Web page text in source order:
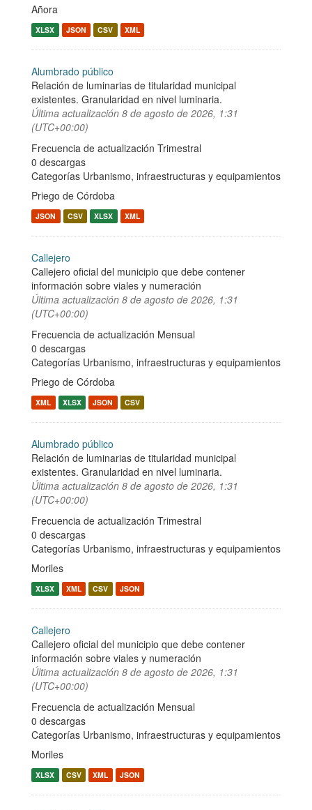
Añora
XLSX JSON CSV XML
Alumbrado público
Relación de luminarias de titularidad municipal
existentes. Granularidad en nivel luminaria.
Última actualización 8 de agosto de 2026, 1:31
(UTC+00:00)
Frecuencia de actualización Trimestral
0 descargas
Categorías Urbanismo, infraestructuras y equipamientos
Priego de Córdoba
JSON CSV XLSX XML
Callejero
Callejero oficial del municipio que debe contener
información sobre viales y numeración
Última actualización 8 de agosto de 2026, 1:31
(UTC+00:00)
Frecuencia de actualización Mensual
0 descargas
Categorías Urbanismo, infraestructuras y equipamientos
Priego de Córdoba
XML XLSX JSON CSV
Alumbrado público
Relación de luminarias de titularidad municipal
existentes. Granularidad en nivel luminaria.
Última actualización 8 de agosto de 2026, 1:31
(UTC+00:00)
Frecuencia de actualización Trimestral
0 descargas
Categorías Urbanismo, infraestructuras y equipamientos
Moriles
XLSX XML CSV JSON
Callejero
Callejero oficial del municipio que debe contener
información sobre viales y numeración
Última actualización 8 de agosto de 2026, 1:31
(UTC+00:00)
Frecuencia de actualización Mensual
0 descargas
Categorías Urbanismo, infraestructuras y equipamientos
Moriles
XLSX CSV XML JSON